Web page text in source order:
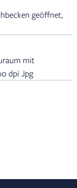
geöffnet,
mit
dpi Jpg